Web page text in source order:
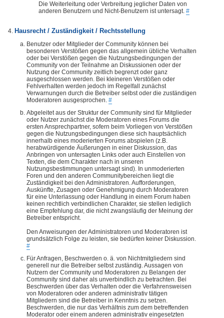
Die Weiterleitung oder Verbreitung jeglicher Daten von
anderen Benutzern und Nicht-Benutzern ist untersagt. #
Hausrecht / Zuständigkeit / Rechtsstellung
Benutzer oder Mitglieder der Community können bei
besonderen Verstößen gegen das allgemein übliche Verhalten
oder bei Verstößen gegen die Nutzungsbedingungen der
Community von der Teilnahme an Diskussionen oder der
Nutzung der Community zeitlich begrenzt oder ganz
ausgeschlossen werden. Bei kleineren Verstößen oder
Fehlverhalten werden jedoch im Regelfall zunächst
Verwarnungen durch die Betreiber selbst oder die zuständigen
Moderatoren ausgesprochen. #
Abgeleitet aus der Struktur der Community sind für Mitglieder
oder Nutzer zunächst die Moderatoren eines Forums die
ersten Ansprechpartner, sofern beim Vorliegen von Verstößen
gegen die Nutzungsbedingungen diese sich hauptsächlich
innerhalb eines moderierten Forums abspielen (z.B.
herabwürdigende Äußerungen in einer Diskussion, das
Anbringen von untersagten Links oder auch Einstellen von
Texten, die dem Charakter nach in unseren
Nutzungsbestimmungen untersagt sind). In unmoderierten
Foren und den anderen Communitybereichen liegt die
Zuständigkeit bei den Administratoren. Aufforderungen,
Auskünfte, Zusagen oder Genehmigung durch Moderatoren
für eine Unterlassung oder Handlung in einem Forum haben
keinen rechtlich verbindlichen Charakter, sie stellen lediglich
eine Empfehlung dar, die nicht zwangsläufig der Meinung der
Betreiber entspricht.
Den Anweisungen der Administratoren und Moderatoren ist
grundsätzlich Folge zu leisten, sie bedürfen keiner Diskussion.
#
Für Anfragen, Beschwerden o. ä. von Nichtmitgliedern sind
generell nur die Betreiber selbst zuständig. Aussagen von
Nutzern der Community und Moderatoren zu Belangen der
Community sind daher als unverbindlich zu betrachten. Bei
Beschwerden über das Verhalten oder die Verfahrensweisen
von Moderatoren oder anderen administrativ tätigen
Mitgliedern sind die Betreiber in Kenntnis zu setzen.
Beschwerden, die nur das Verhältnis zum dem betreffenden
Moderator oder einem anderen administrativ eingesetzten